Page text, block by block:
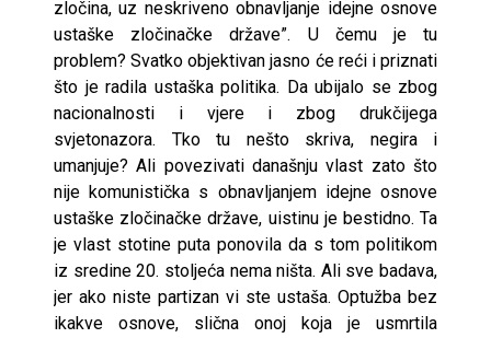
zločina, uz neskriveno obnavljanje idejne osnove
ustaške zločinačke države”. U čemu je tu
problem? Svatko objektivan jasno će reći i priznati
što je radila ustaška politika. Da ubijalo se zbog
nacionalnosti i vjere i zbog drukčijega
svjetonazora. Tko tu nešto skriva, negira i
umanjuje? Ali povezivati današnju vlast zato što
nije komunistička s obnavljanjem idejne osnove
ustaške zločinačke države, uistinu je bestidno. Ta
je vlast stotine puta ponovila da s tom politikom
iz sredine 20. stoljeća nema ništa. Ali sve badava,
jer ako niste partizan vi ste ustaša. Optužba bez
ikakve osnove, slična onoj koja je usmrtila